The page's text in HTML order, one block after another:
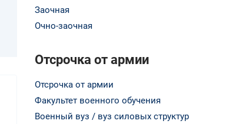
Заочная
Очно-заочная
Отсрочка от армии
Отсрочка от армии
Факультет военного обучения
Военный вуз / вуз силовых структур